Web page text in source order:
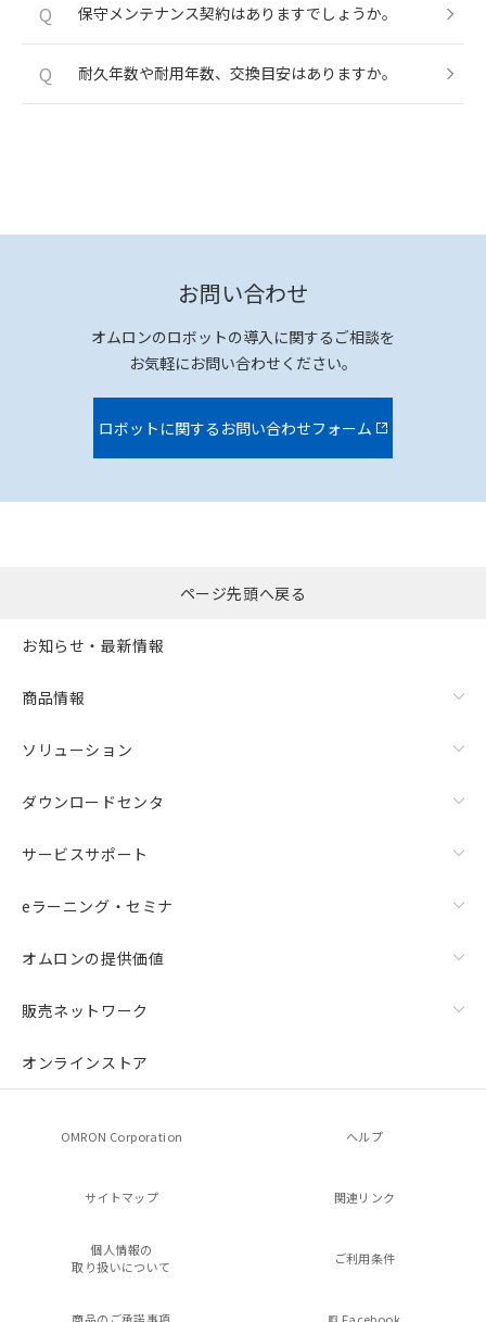
Q 保守メンテナンス契約はありますでしょうか。
Q 耐久年数や耐用年数、交換目安はありますか。
お問い合わせ
オムロンのロボットの導入に関するご相談を
お気軽にお問い合わせください。
ロボットに関するお問い合わせフォーム
ページ先頭へ戻る
お知らせ・最新情報
商品情報
ソリューション
ダウンロードセンタ
サービスサポート
eラーニング・セミナ
オムロンの提供価値
販売ネットワーク
オンラインストア
OMRON Corporation ヘルプ
サイトマップ 関連リンク
個人情報の
取り扱いについて
ご利用条件